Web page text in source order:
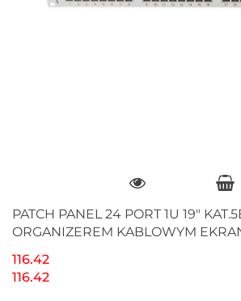
PATCH PANEL 24 PORT 1U 19"
ORGANIZEREM KABLOWYM
116.42
116.42